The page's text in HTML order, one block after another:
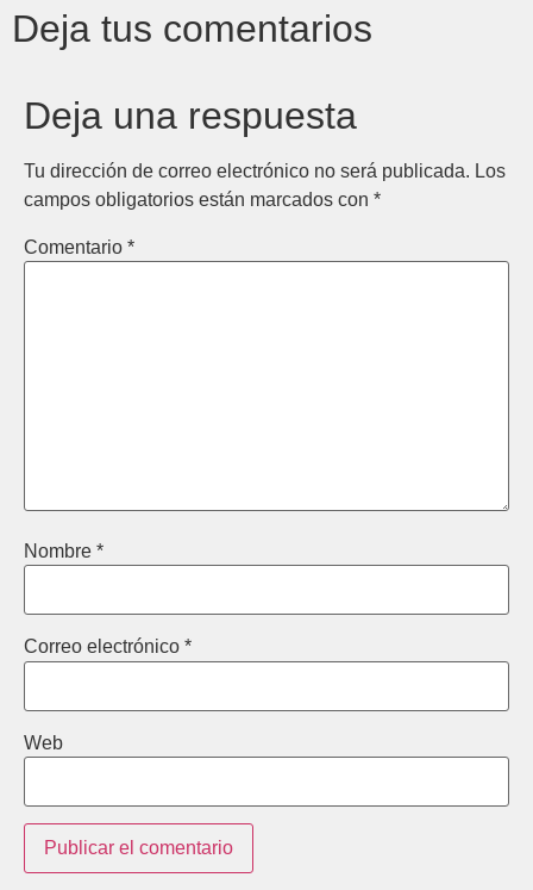
Deja tus comentarios
Deja una respuesta
Tu dirección de correo electrónico no será publicada. Los
campos obligatorios están marcados con *
Comentario *
Nombre *
Correo electrónico *
Web